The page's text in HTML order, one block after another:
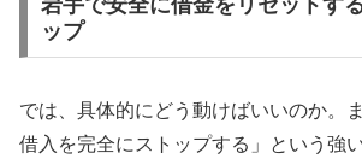
ップ
では、具体的にどう動けばいいのか。
借入を完全にストップする」という強